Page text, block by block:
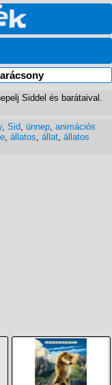
Siddel és barátaival.
, Sid, ünnep, animációs
, állatos, állat, állatos